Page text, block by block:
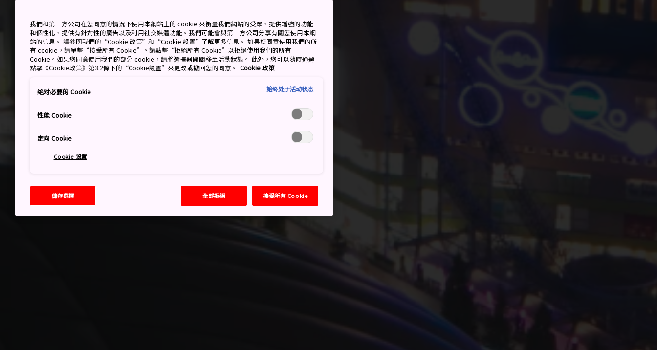
我們和第三方公司在您同意的情況下使用本網站上的 cookie 來衡量我們網站的受眾、提供增強的功能
和個性化、提供有針對性的廣告以及利用社交媒體功能。我們可能會與第三方公司分享有關您使用本網
站的信息。 請參閱我們的“Cookie 政策”和“Cookie 設置”了解更多信息。 如果您同意使用我們的所
有 cookie，請單擊“接受所有 Cookie”。請點擊“拒絕所有 Cookie”以拒絕使用我們的所有
Cookie。如果您同意使用我們的部分 cookie，請將選擇器開關移至活動狀態。 此外，您可以隨時通過
點擊《Cookie政策》第3.2條下的“Cookie設置”來更改或撤回您的同意。 Cookie 政策
绝对必要的 Cookie 始终处于活动状态
性能 Cookie
定向 Cookie
Cookie 设置
儲存選擇 全部拒絕 接受所有 Cookie